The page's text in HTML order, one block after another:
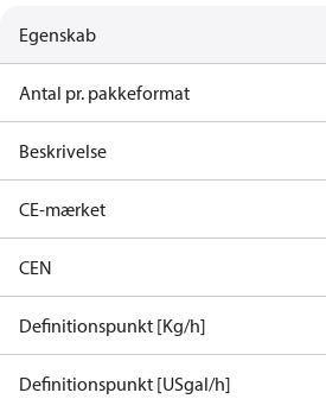
Egenskab
Antal pr. pakkeformat
Beskrivelse
CE-mærket
CEN
Definitionspunkt [Kg/h]
Definitionspunkt [USgal/h]